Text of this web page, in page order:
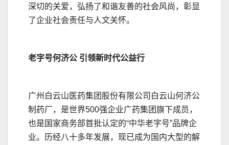
深切的关爱，弘扬了和谐友善的社会风尚，彰显
了企业社会责任与人文关怀。
老字号何济公 引领新时代公益行
广州白云山医药集团股份有限公司白云山何济公
制药厂，是世界500强企业广药集团旗下成员，
也是国家商务部首批认定的“中华老字号”品牌企
业。历经八十多年发展，现已成为国内大型的解